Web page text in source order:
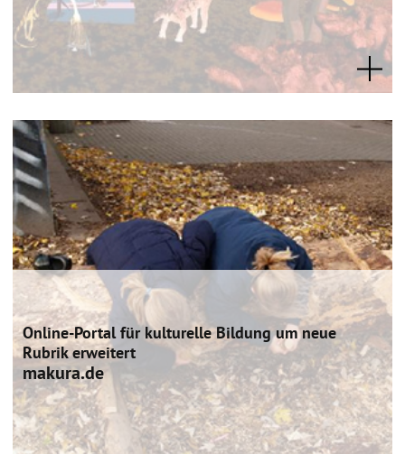
Online-Portal für kulturelle Bildung um neue
Rubrik erweitert
makura.de